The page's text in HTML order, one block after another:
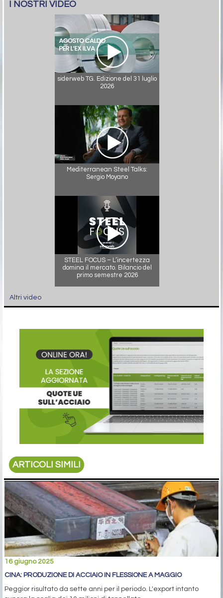
I NOSTRI VIDEO
siderweb TG. Edizione del 31 luglio
2026
Mediterranean Steel Talks:
Sergio Moyano
STEEL FOCUS – L’incertezza
domina il mercato. Bilancio del
primo semestre 2026
Altri video
ARTICOLI SIMILI
16 giugno 2025
CINA: PRODUZIONE DI ACCIAIO IN FLESSIONE A MAGGIO
Peggior risultato da sette anni per il periodo. L'export intanto